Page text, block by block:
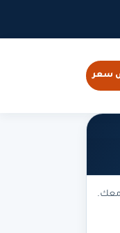
سعر
معك.